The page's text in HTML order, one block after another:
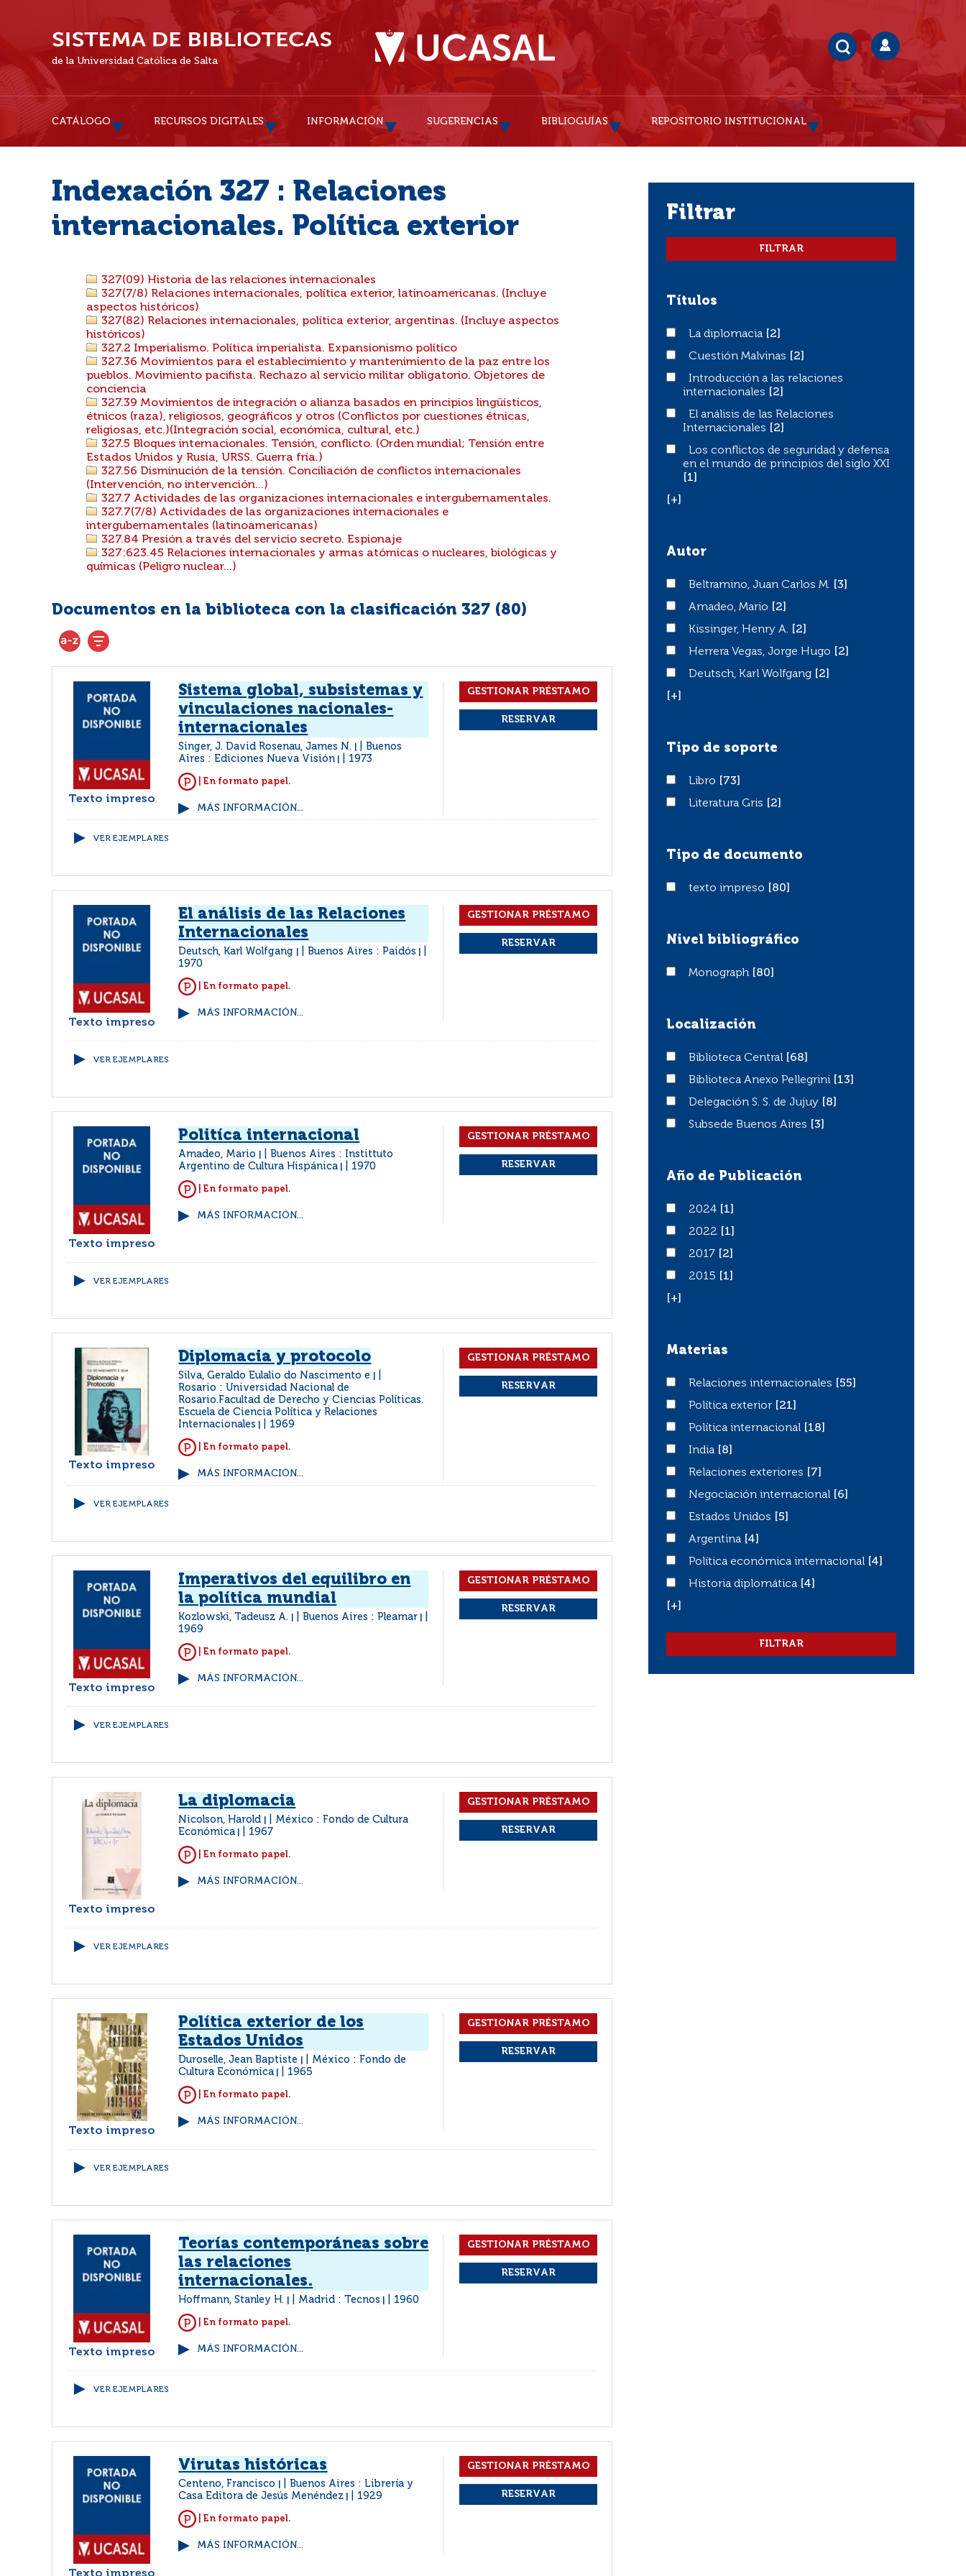
de la Universidad Católica de Salta
CATÁLOGO RECURSOS DIGITALES INFORMACIÓN SUGERENCIAS BIBLIOGUÍAS REPOSITORIO INSTITUCIONAL
Indexación 327 : Relaciones
internacionales. Política exterior
327(09) Historia de las relaciones internacionales
327(7/8) Relaciones internacionales, política exterior, latinoamericanas. (Incluye
aspectos históricos)
327(82) Relaciones internacionales, política exterior, argentinas. (Incluye aspectos
históricos)
327.2 Imperialismo. Política imperialista. Expansionismo político
327.36 Movimientos para el establecimiento y mantenimiento de la paz entre los
pueblos. Movimiento pacifista. Rechazo al servicio militar obligatorio. Objetores de
conciencia
327.39 Movimientos de integración o alianza basados en principios lingüísticos,
étnicos (raza), religiosos, geográficos y otros (Conflictos por cuestiones étnicas,
religiosas, etc.)(Integración social, económica, cultural, etc.)
327.5 Bloques internacionales. Tensión, conflicto. (Orden mundial; Tensión entre
Estados Unidos y Rusia, URSS. Guerra fría.)
327.56 Disminución de la tensión. Conciliación de conflictos internacionales
(Intervención, no intervención...)
327.7 Actividades de las organizaciones internacionales e intergubernamentales.
327.7(7/8) Actividades de las organizaciones internacionales e
intergubernamentales (latinoamericanas)
327.84 Presión a través del servicio secreto. Espionaje
327:623.45 Relaciones internacionales y armas atómicas o nucleares, biológicas y
químicas (Peligro nuclear...)
Documentos en la biblioteca con la clasificación 327 (80)
Texto impreso
Sistema global, subsistemas y
vinculaciones nacionales-
internacionales
Singer, J. David Rosenau, James N.
Buenos
Aires : Ediciones Nueva Visión
1973
| En formato papel.
MÁS INFORMACIÓN...
VER EJEMPLARES
Texto impreso
El análisis de las Relaciones
Internacionales
Deutsch, Karl Wolfgang Buenos Aires : Paidós
1970
| En formato papel.
MÁS INFORMACIÓN...
VER EJEMPLARES
Texto impreso
Politíca internacional
Amadeo, Mario
Buenos Aires : Instittuto
Argentino de Cultura Hispánica
1970
| En formato papel.
MÁS INFORMACIÓN...
VER EJEMPLARES
Texto impreso
Diplomacia y protocolo
Silva, Geraldo Eulalio do Nascimento e
Rosario : Universidad Nacional de
Rosario.Facultad de Derecho y Ciencias Políticas.
Escuela de Ciencia Política y Relaciones
Internacionales
1969
| En formato papel.
MÁS INFORMACIÓN...
VER EJEMPLARES
Texto impreso
Imperativos del equilibro en
la política mundial
Kozlowski, Tadeusz A. Buenos Aires : Pleamar
1969
| En formato papel.
MÁS INFORMACIÓN...
VER EJEMPLARES
Texto impreso
La diplomacia
Nicolson, Harold
México : Fondo de Cultura
Económica
1967
| En formato papel.
MÁS INFORMACIÓN...
VER EJEMPLARES
Texto impreso
Política exterior de los
Estados Unidos
Duroselle, Jean Baptiste
México : Fondo de
Cultura Económica
1965
| En formato papel.
MÁS INFORMACIÓN...
VER EJEMPLARES
Texto impreso
Teorías contemporáneas sobre
las relaciones
internacionales.
Hoffmann, Stanley H. Madrid : Tecnos 1960
| En formato papel.
MÁS INFORMACIÓN...
VER EJEMPLARES
Virutas históricas
Centeno, Francisco
Buenos Aires : Librería y
Casa Editora de Jesús Menéndez
1929
| En formato papel.
MÁS INFORMACIÓN...
filtrar
Títulos
La diplomacia
La diplomacia
[2]
Cuestión Malvinas
Cuestión Malvinas
[2]
Introducción a las relaciones internacionales
Introducción a las relaciones
internacionales
[2]
El análisis de las Relaciones Internacionales
El análisis de las Relaciones
Internacionales
[2]
Los conflictos de seguridad y defensa en el mundo de
Los conflictos de seguridad y defensa
en el mundo de principios del siglo XXI
[1]
[+]
Autor
Beltramino, Juan Carlos M.
Beltramino, Juan Carlos M.
[3]
Amadeo, Mario
Amadeo, Mario
[2]
Kissinger, Henry A.
Kissinger, Henry A.
[2]
Herrera Vegas, Jorge Hugo
Herrera Vegas, Jorge Hugo
[2]
Deutsch, Karl Wolfgang
Deutsch, Karl Wolfgang
[2]
[+]
Tipo de soporte
LibroLibro
[73]
Literatura Gris
Literatura Gris [2]
Tipo de documento
texto impreso
texto impreso [80]
Nivel bibliográfico
Monograph
Monograph [80]
Localización
Biblioteca Central
Biblioteca Central
[68]
Biblioteca Anexo Pellegrini
Biblioteca Anexo Pellegrini
[13]
Delegación S. S. de Jujuy
Delegación S. S. de Jujuy
[8]
Subsede Buenos Aires
Subsede Buenos Aires [3]
Año de Publicación
20242024
[1]
20222022
[1]
20172017
[2]
20152015
[1]
[+]
Materias
Relaciones internacionales
Relaciones internacionales
[55]
Política exterior
Política exterior
[21]
Política internacional
Política internacional
[18]
IndiaIndia
[8]
Relaciones exteriores
Relaciones exteriores
[7]
Negociación internacional
Negociación internacional
[6]
Estados Unidos
Estados Unidos
[5]
Argentina
Argentina
[4]
Política económica internacional
Política económica internacional
[4]
Historia diplomática
Historia diplomática
[4]
[+]